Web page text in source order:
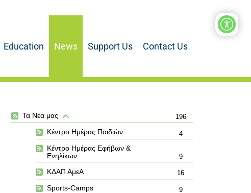
Education News Support Us Contact Us
Τα Νέα μας 196
Κέντρο Ημέρας Παιδιών 4
Κέντρο Ημέρας Εφήβων &
Ενηλίκων
9
ΚΔΑΠ ΑμεΑ 16
Sports-Camps 9